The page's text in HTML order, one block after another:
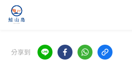
分享到